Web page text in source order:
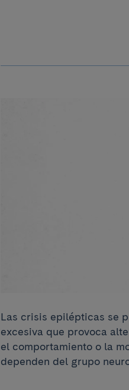
Las crisis epilépticas se
excesiva que provoca
el comportamiento o la
dependen del grupo